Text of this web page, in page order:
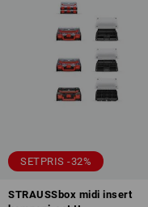
SETPRIS -32%
STRAUSSbox midi insert